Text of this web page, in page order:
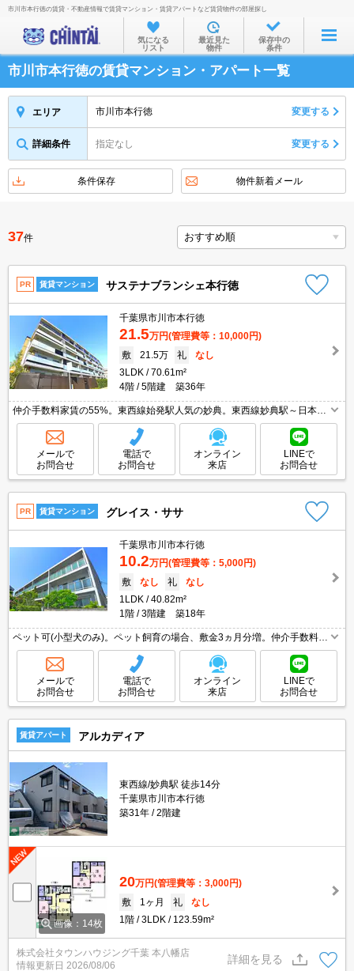
お部屋を探す
沿線・駅から
住所から
物件特集から
不動産会社から
TOP
市川市本行徳の賃貸・不動産情報で賃貸マンション・賃貸アパートなど賃貸物件の部屋探し
気になる
リスト
最近見た
物件
保存中の
条件
市川市本行徳の賃貸マンション・アパート一覧
エリア 市川市本行徳 変更する
詳細条件 指定なし 変更する
条件保存 物件新着メール
37件
PR 賃貸マンション サステナブランシェ本行徳
千葉県市川市本行徳
21.5万円(管理費等：10,000円)
敷
21.5万 礼
なし
3LDK
70.61m²
4階
5階建 築36年
仲介手数料家賃の55%。東西線始発駅人気の妙典。東西線妙典駅～日本橋
駅まで各駅で25分。駐輪場登録料3,300円要。2023年11月内外装リノベー
ション済。ペット可(犬・猫)。ペット1匹飼育可。
メールで
お問合せ
電話で
お問合せ
オンライン
来店
LINEで
お問合せ
PR 賃貸マンション グレイス・ササ
千葉県市川市本行徳
10.2万円(管理費等：5,000円)
敷
なし 礼
なし
1LDK
40.82m²
1階
3階建 築18年
ペット可(小型犬のみ)。ペット飼育の場合、敷金3ヵ月分増。仲介手数料家
賃の55%。東西線始発駅人気の妙典。東西線妙典駅～日本橋駅まで各駅で
25分。TVモニター付インターホン。礼金0・敷金0。
メールで
お問合せ
電話で
お問合せ
オンライン
来店
LINEで
お問合せ
賃貸アパート アルカディア
東西線/妙典駅 徒歩14分
千葉県市川市本行徳
築31年
2階建
画像：14枚
20万円(管理費等：3,000円)
敷
1ヶ月 礼
なし
1階
3LDK 123.59m²
株式会社タウンハウジング千葉 本八幡店
情報更新日 2026/08/06
詳細を見る